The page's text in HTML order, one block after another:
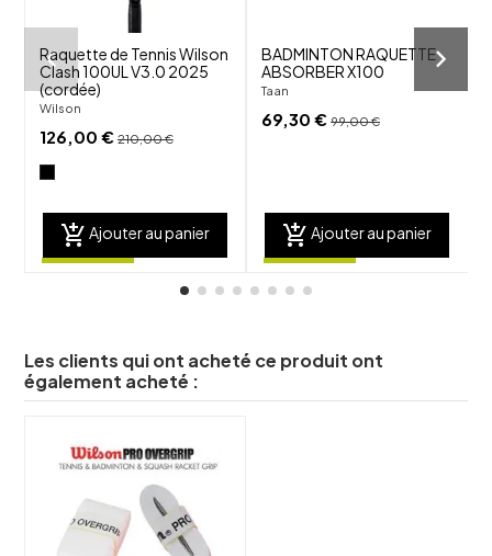
Raquette de Tennis Wilson
Clash 100UL V3.0 2025
(cordée)
Wilson
126,00 € 210,00 €
add_shopping_cart Ajouter au panier
BADMINTON RAQUETTE
ABSORBER X100
Taan
69,30 €99,00 €
add_shopping_cart Ajouter au panier
Les clients qui ont acheté ce produit ont
également acheté :
shuffle